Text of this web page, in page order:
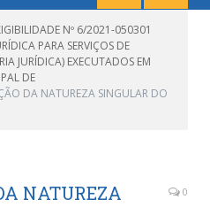
Nº 6/2021-050301
PARA SERVIÇOS DE
JURÍDICA) EXECUTADOS EM
DE
DA NATUREZA SINGULAR DO
NATUREZA
0